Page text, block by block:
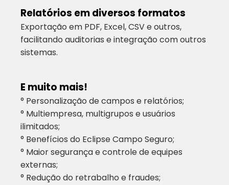
Relatórios em diversos formatos
Exportação em PDF, Excel, CSV e outros,
facilitando auditorias e integração com outros
sistemas.
E muito mais!
° Personalização de campos e relatórios;
° Multiempresa, multigrupos e usuários
ilimitados;
° Benefícios do Eclipse Campo Seguro;
° Maior segurança e controle de equipes
externas;
° Redução do retrabalho e fraudes;